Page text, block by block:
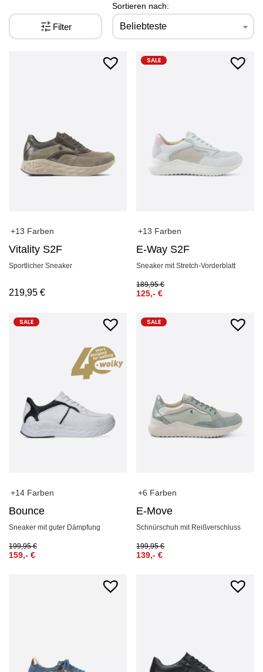
Sortieren nach:
Beliebteste
Filter
+13 Farben
Vitality S2F
Sportlicher Sneaker
219,95 €
SALE
+13 Farben
E-Way S2F
Sneaker mit Stretch-Vorderblatt
189,95€
125,-€
SALE
+14 Farben
Bounce
Sneaker mit guter Dämpfung
199,95€
159,- €
SALE
+6 Farben
E-Move
Schnürschuh mit Reißverschluss
199,95€
139,-€